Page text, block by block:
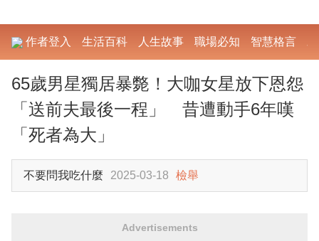
作者登入 生活百科 人生故事 職場必知 智慧格言
65歲男星獨居暴斃！大咖女星放下恩怨
「送前夫最後一程」 昔遭動手6年嘆
「死者為大」
不要問我吃什麼 2025-03-18 檢舉
Advertisements